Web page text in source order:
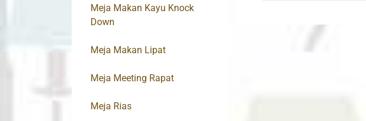
Meja Makan Kayu Knock
Down
Meja Makan Lipat
Meja Meeting Rapat
Meja Rias